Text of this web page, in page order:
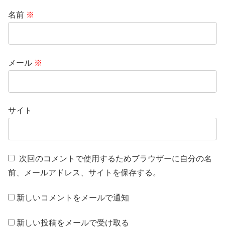
名前 ※
メール ※
サイト
次回のコメントで使用するためブラウザーに自分の名
前、メールアドレス、サイトを保存する。
新しいコメントをメールで通知
新しい投稿をメールで受け取る